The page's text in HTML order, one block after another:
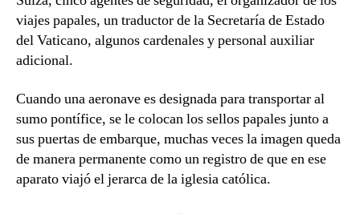
viajes papales, un traductor de la Secretaría de Estado
del Vaticano, algunos cardenales y personal auxiliar
adicional.
Cuando una aeronave es designada para transportar al
sumo pontífice, se le colocan los sellos papales junto a
sus puertas de embarque, muchas veces la imagen queda
de manera permanente como un registro de que en ese
aparato viajó el jerarca de la iglesia católica.